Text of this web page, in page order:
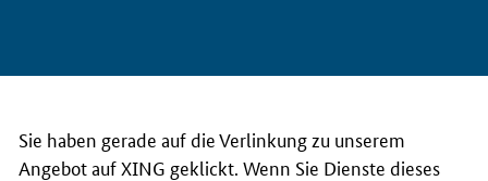
Sie haben gerade auf die Verlinkung zu unserem
Angebot auf XING geklickt. Wenn Sie Dienste dieses